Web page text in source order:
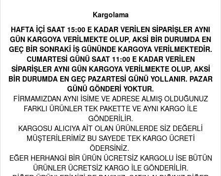
Kargolama
HAFTA İÇİ SAAT 15:00 E KADAR VERİLEN SİPARİŞLER AYNI
GÜN KARGOYA VERİLMEKTE OLUP, AKSİ BİR DURUMDA EN
GEÇ BİR SONRAKİ İŞ GÜNÜNDE KARGOYA VERİLMEKTEDİR.
CUMARTESİ GÜNÜ SAAT 11:00 E KADAR VERİLEN
SİPARİŞLER AYNI GÜN KARGOYA VERİLMEKTE OLUP, AKSİ
BİR DURUMDA EN GEÇ PAZARTESİ GÜNÜ YOLLANIR. PAZAR
GÜNÜ GÖNDERİ YOKTUR.
FİRMAMIZDAN AYNI İSİME VE ADRESE ALMIŞ OLDUĞUNUZ
FARKLI ÜRÜNLER TEK PAKETTE VE AYNI KARGO İLE
GÖNDERİLİR.
KARGOSU ALICIYA AİT OLAN ÜRÜNLERDE SİZ DEĞERLİ
MÜŞTERİLERİMİZ BU SAYEDE TEK KARGO ÜCRETİ
ÖDERSİNİZ.
EĞER HERHANGİ BİR ÜRÜN ÜCRETSİZ KARGOLU İSE BÜTÜN
ÜRÜNLER ÜCRETSİZ KARGO İLE GÖNDERİLİR.